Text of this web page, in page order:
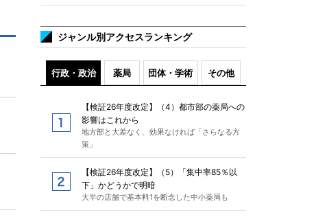
ジャンル別アクセスランキング
行政・政治 薬局 団体・学術 その他
【検証26年度改定】（4）都市部の薬局への
影響はこれから
地方部と大差なく、効果なければ「さらなる方
策」
【検証26年度改定】（5）「集中率85％以
下」かどうかで明暗
大半の店舗で基本料1を断念した中小薬局も